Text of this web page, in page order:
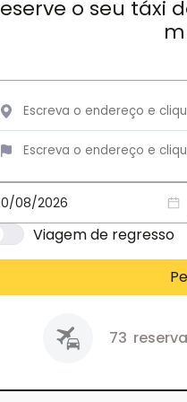
o seu táxi
Viagem de regresso
73